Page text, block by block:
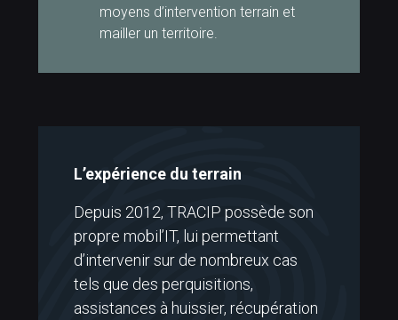
moyens d’intervention terrain et
mailler un territoire.
L’expérience du terrain
Depuis 2012, TRACIP possède son
propre mobil’IT, lui permettant
d’intervenir sur de nombreux cas
tels que des perquisitions,
assistances à huissier, récupération